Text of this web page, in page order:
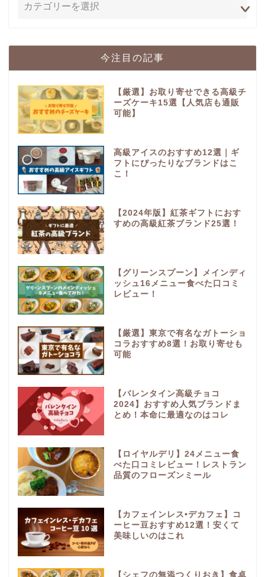
今注目の記事
【厳選】お取り寄せできる高級チ
ーズケーキ15選【人気店も通販
可能】
高級アイスのおすすめ12選｜ギ
フトにぴったりなブランドはこ
こ！
【2024年版】紅茶ギフトにおす
すめの高級紅茶ブランド25選！
【グリーンスプーン】メインディ
ッシュ16メニュー食べた口コミ
レビュー！
【厳選】東京で有名なガトーショ
コラおすすめ8選！お取り寄せも
可能
【バレンタイン高級チョコ
2024】おすすめ人気ブランドま
とめ！本命に最適なのはコレ
【ロイヤルデリ】24メニュー食
べた口コミレビュー！レストラン
品質のフローズンミール
【カフェインレス•デカフェ】コ
ーヒー豆おすすめ12選！安くて
美味しいのはこれ
【シェフの無添つくりおき】食卓